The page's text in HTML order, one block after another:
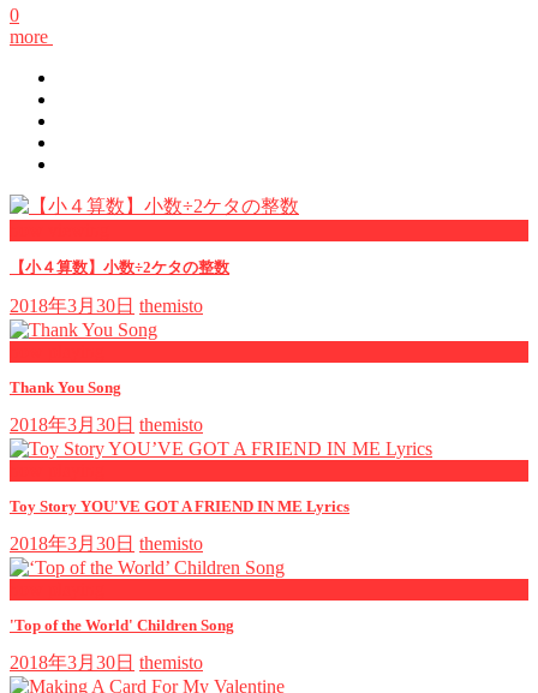
0
more
【小４算数】小数÷2ケタの整数
2018年3月30日 themisto
Thank You Song
2018年3月30日 themisto
Toy Story YOU'VE GOT A FRIEND IN ME Lyrics
2018年3月30日 themisto
'Top of the World' Children Song
2018年3月30日 themisto